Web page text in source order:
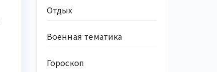
Отдых
Военная тематика
Гороскоп